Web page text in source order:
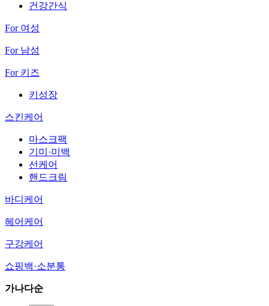
건강간식
For 여성
For 남성
For 키즈
키성장
스킨케어
마스크팩
기미·미백
선케어
핸드크림
바디케어
헤어케어
구강케어
쇼핑백·소분통
가나다순